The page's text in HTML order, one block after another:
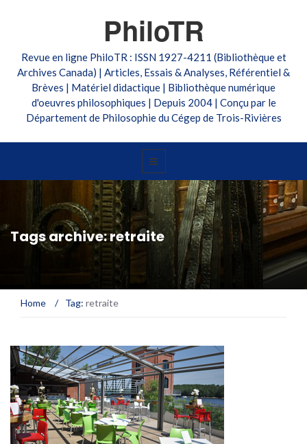
PhiloTR
Revue en ligne PhiloTR : ISSN 1927-4211 (Bibliothèque et
Archives Canada) | Articles, Essais & Analyses, Référentiel &
Brèves | Matériel didactique | Bibliothèque numérique
d'oeuvres philosophiques | Depuis 2004 | Conçu par le
Département de Philosophie du Cégep de Trois-Rivières
Tags archive: retraite
Home / Tag: retraite